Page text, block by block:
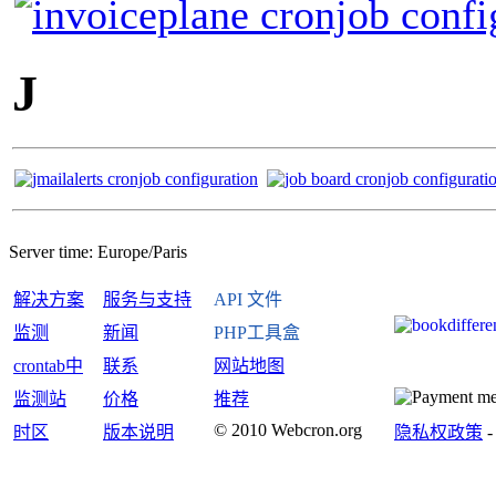
J
Server time: Europe/Paris
解决方案 服务与支持
API 文件
监测
新闻
PHP工具盒
crontab中
联系
网站地图
监测站
价格
推荐
时区
版本说明 © 2010 Webcron.org 隐私权政策 -